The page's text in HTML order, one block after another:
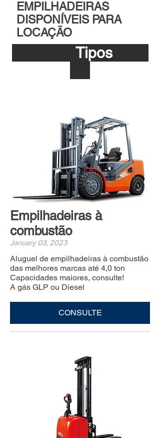
EMPILHADEIRAS
DISPONÍVEIS PARA
LOCAÇÃO
Tipos
Empilhadeiras à
combustão
January 03, 2023
Aluguel de empilhadeiras à combustão
das melhores marcas até 4,0 ton
Capacidades maiores, consulte!
A gás GLP ou Diesel
CONSULTE